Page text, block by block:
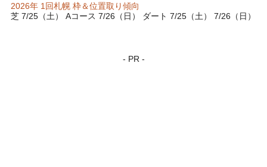
2026年 1回札幌 枠＆位置取り傾向
芝 7/25（土） Aコース 7/26（日） ダート 7/25（土） 7/26（日）
- PR -